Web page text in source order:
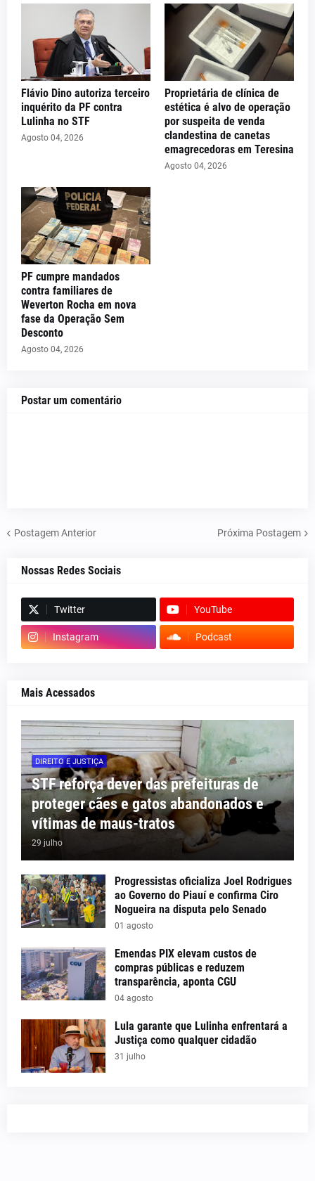
Flávio Dino autoriza terceiro
inquérito da PF contra
Lulinha no STF
Agosto 04, 2026
Proprietária de clínica de
estética é alvo de operação
por suspeita de venda
clandestina de canetas
emagrecedoras em Teresina
Agosto 04, 2026
PF cumpre mandados
contra familiares de
Weverton Rocha em nova
fase da Operação Sem
Desconto
Agosto 04, 2026
Postar um comentário
Postagem Anterior Próxima Postagem
Nossas Redes Sociais
Twitter YouTube
Instagram Podcast
Mais Acessados
DIREITO E JUSTIÇA
STF reforça dever das prefeituras de
proteger cães e gatos abandonados e
vítimas de maus-tratos
29 julho
Progressistas oficializa Joel Rodrigues
ao Governo do Piauí e confirma Ciro
Nogueira na disputa pelo Senado
01 agosto
Emendas PIX elevam custos de
compras públicas e reduzem
transparência, aponta CGU
04 agosto
Lula garante que Lulinha enfrentará a
Justiça como qualquer cidadão
31 julho